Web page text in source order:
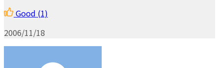
Good (1)
2006/11/18